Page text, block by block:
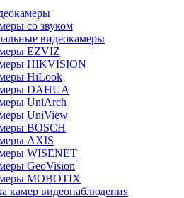
со звуком
видеокамеры
EZVIZ
HIKVISION
HiLook
DAHUA
UniArch
UniView
BOSCH
AXIS
WISENET
GeoVision
MOBOTIX
камер видеонаблюдения